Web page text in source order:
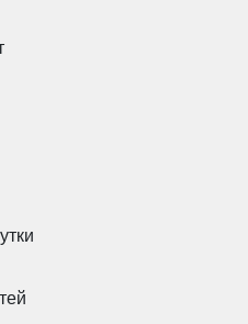
синий на 53 места